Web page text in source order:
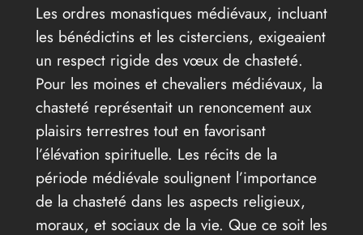
Les ordres monastiques médiévaux, incluant
les bénédictins et les cisterciens, exigeaient
un respect rigide des vœux de chasteté.
Pour les moines et chevaliers médiévaux, la
chasteté représentait un renoncement aux
plaisirs terrestres tout en favorisant
l’élévation spirituelle. Les récits de la
période médiévale soulignent l’importance
de la chasteté dans les aspects religieux,
moraux, et sociaux de la vie. Que ce soit les